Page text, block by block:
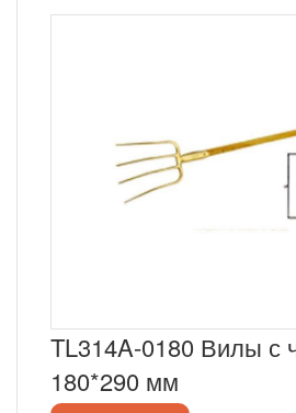
TL314A-0180 Вилы с
180*290 мм